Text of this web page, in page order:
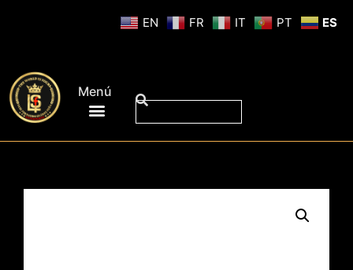
Menú
EN FR IT PT ES